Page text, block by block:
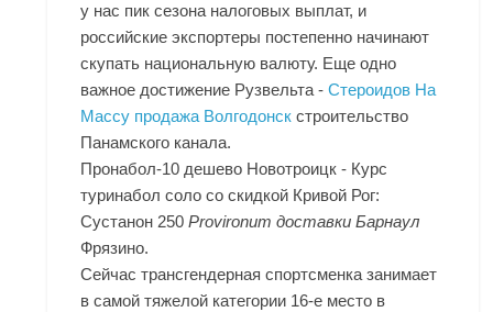
у нас пик сезона налоговых выплат, и
российские экспортеры постепенно начинают
скупать национальную валюту. Еще одно
важное достижение Рузвельта -Стероидов На
Массу продажа Волгодонск строительство
Панамского канала.
Пронабол-10 дешево Новотроицк - Курс
туринабол соло со скидкой Кривой Рог:
Сустанон 250Provironum доставки Барнаул
Фрязино.
Сейчас трансгендерная спортсменка занимает
в самой тяжелой категории 16-е место в